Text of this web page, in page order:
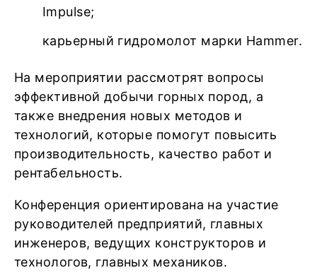
Impulse;
карьерный гидромолот марки Hammer.
На мероприятии рассмотрят вопросы
эффективной добычи горных пород, а
также внедрения новых методов и
технологий, которые помогут повысить
производительность, качество работ и
рентабельность.
Конференция ориентирована на участие
руководителей предприятий, главных
инженеров, ведущих конструкторов и
технологов, главных механиков.